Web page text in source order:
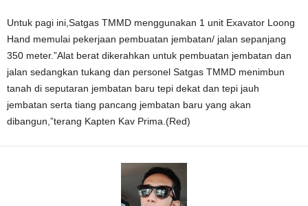
Untuk pagi ini,Satgas TMMD menggunakan 1 unit Exavator Loong
Hand memulai pekerjaan pembuatan jembatan/ jalan sepanjang
350 meter.”Alat berat dikerahkan untuk pembuatan jembatan dan
jalan sedangkan tukang dan personel Satgas TMMD menimbun
tanah di seputaran jembatan baru tepi dekat dan tepi jauh
jembatan serta tiang pancang jembatan baru yang akan
dibangun,”terang Kapten Kav Prima.(Red)